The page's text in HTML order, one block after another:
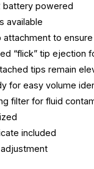
battery powered
available
attachment to
“flick” tip ejection
tips remain
for easy volume
filter for fluid
included